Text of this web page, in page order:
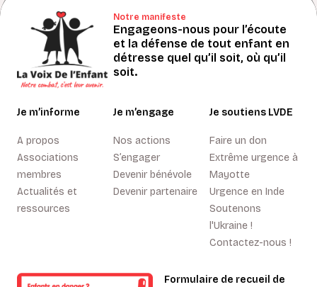
Notre manifeste
Engageons-nous pour l’écoute
et la défense de tout enfant en
détresse quel qu’il soit, où qu’il
soit.
Je m’informe
A propos
Associations
membres
Actualités et
ressources
Je m’engage
Nos actions
S’engager
Devenir bénévole
Devenir partenaire
Je soutiens LVDE
Faire un don
Extrême urgence à
Mayotte
Urgence en Inde
Soutenons
l'Ukraine !
Contactez-nous !
Formulaire de recueil de